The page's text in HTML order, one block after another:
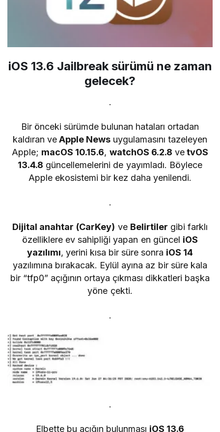
iOS 13.6 Jailbreak sürümü ne zaman
gelecek?
.
Bir önceki sürümde bulunan hataları ortadan
kaldıran veApple News uygulamasını tazeleyen
Apple; macOS 10.15.6, watchOS 6.2.8 vetvOS
13.4.8 güncellemelerini de yayımladı. Böylece
Apple ekosistemi bir kez daha yenilendi.
.
Dijital anahtar (CarKey) ve Belirtiler gibi farklı
özelliklere ev sahipliği yapan en güncel iOS
yazılımı, yerini kısa bir süre sonra iOS 14
yazılımına bırakacak. Eylül ayına az bir süre kala
bir “tfp0” açığının ortaya çıkması dikkatleri başka
yöne çekti.
.
.
Elbette bu açığın bulunması iOS 13.6